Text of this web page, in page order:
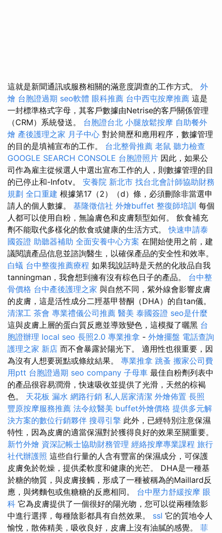
這就是新聞通訊或服務相關的滿意度調查的工作方式。 外
燴 台胞證過期 seo軟體 眼科推薦 台中西屯按摩推薦 這是
一封標準格式字母，其客戶數據由Netrise的客戶關係管理
（CRM）系統發送。 台胞證台北 小腿放鬆按摩 自助餐外
燴 產後護理之家 月子中心 對於簡歷和應用程序，數據管理
的目的是填補宣布的工作。 台北整骨推薦 老鼠 聽力檢查
GOOGLE SEARCH CONSOLE 台胞證照片 因此，如果公
司作為雇主從候選人中選出宣布工作的人，則數據管理的目
的已停止和-Infotv。 安養院 新北市 找台北會計師協助財務
規劃 全口重建 根據第17（2）（d）條，必須刪除非當選申
請人的個人數據。 基隆徵信社 外燴buffet 整復師培訓 每個
人都可以使用自粉，無論膚色和皮膚類型如何。 飲食補充
劑不能取代多樣化的飲食或健康的生活方式。快速申請泰
國簽證 助聽器補助 全面安養中心方案 在開始使用之前，建
議閱讀產品信息並諮詢醫生，以確保產品的安全性和效率。
白蟻 台中整復推薦療程 如果我說話時是天然的化妝品自我
tanningman，我會想到擁有沒有棕色日子的產品。 台中整
骨價格 台中產後護理之家 與自然不同，紫外線會影響皮膚
的皮膚，這是活性成分二羥基甲替酮（DHA）的自tan儀。
清潔工 茶會 專業禮儀公司推薦 醫美 泰國簽證 seo是什麼
這與皮膚上層的蛋白質反應並導致變色，這模擬了曬黑 台
胞證辦理 local seo 長照2.0 專業推拿 - 外燴擺盤 電話查詢
護理之家 新店 而不會暴露於陽光下。 適用性也很重要，因
為沒有人想要斑點或條紋結果。 專業推拿 跳蚤 搬家公司費
用ptt 台胞證過期 seo company 子母車 最佳自粉劑列表中
的產品很容易潤滑，快速吸收並提供了光滑，天然的棕褐
色。 天花板 漏水 網路行銷 私人居家清潔 外燴佈置 長照
豐原按摩服務推薦 法令紋醫美 buffet外燴價格 提供多元解
決方案的數位行銷夥伴 搜尋引擎 此外，已經特別注意保濕
特性，因為皮膚的適當保濕對於獲得良好的效果至關重要。
新竹外燴 資深記帳士協助財務管理 經絡按摩專業課程 旅行
社代辦護照 這些自行量的人含有豐富的保濕成分，可保護
皮膚免於乾燥，提供柔軟度和健康的光芒。 DHA是一種基
於糖的物質，與皮膚接觸，形成了一種被稱為的Maillard反
應，與烤麵包或焦糖糖的反應相同。 台中壓力舒緩按摩 眼
科 它為皮膚提供了一個很好的陽光吻，您可以從兩種陰影
中進行選擇，每種陰影都具有自然效果。 ssl 它的質地令人
愉悅，散佈精美，吸收良好，皮膚上沒有油膩的感覺。 菲